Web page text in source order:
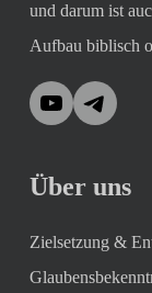
und darum ist
Aufbau biblisch
YouTube
Über uns
Zielsetzung &